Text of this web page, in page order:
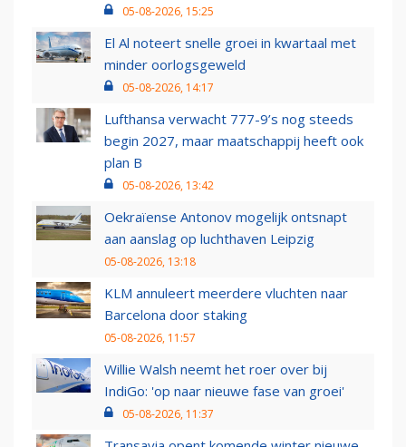
05-08-2026, 15:25
El Al noteert snelle groei in kwartaal met
minder oorlogsgeweld
05-08-2026, 14:17
Lufthansa verwacht 777-9’s nog steeds
begin 2027, maar maatschappij heeft ook
plan B
05-08-2026, 13:42
Oekraïense Antonov mogelijk ontsnapt
aan aanslag op luchthaven Leipzig
05-08-2026, 13:18
KLM annuleert meerdere vluchten naar
Barcelona door staking
05-08-2026, 11:57
Willie Walsh neemt het roer over bij
IndiGo: 'op naar nieuwe fase van groei'
05-08-2026, 11:37